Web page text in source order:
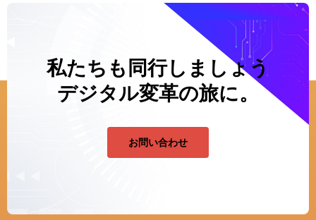
私たちも同行しましょう
デジタル変革の旅に。
お問い合わせ